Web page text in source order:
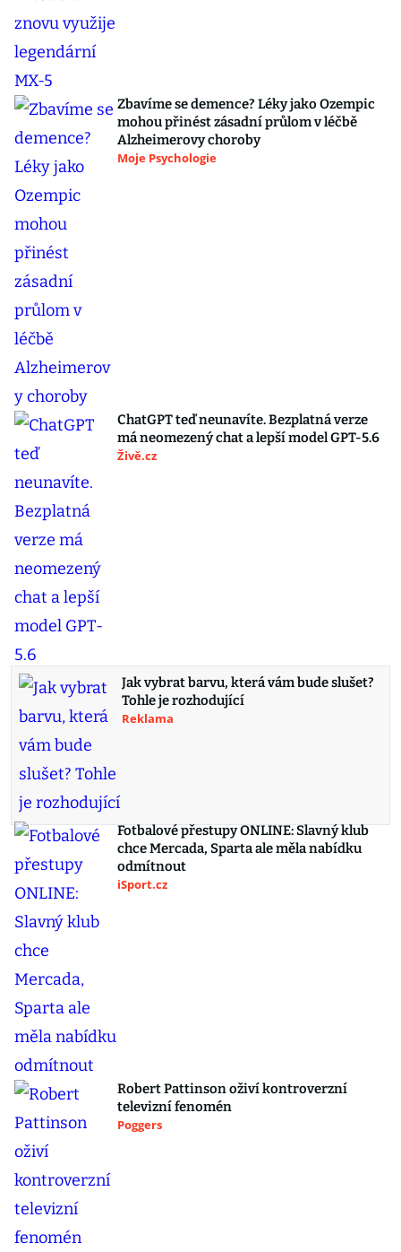
Zbavíme se demence? Léky jako Ozempic
mohou přinést zásadní průlom v léčbě
Alzheimerovy choroby
Moje Psychologie
ChatGPT teď neunavíte. Bezplatná verze
má neomezený chat a lepší model GPT-5.6
Živě.cz
Jak vybrat barvu, která vám bude slušet?
Tohle je rozhodující
Reklama
Fotbalové přestupy ONLINE: Slavný klub
chce Mercada, Sparta ale měla nabídku
odmítnout
iSport.cz
Robert Pattinson oživí kontroverzní
televizní fenomén
Poggers